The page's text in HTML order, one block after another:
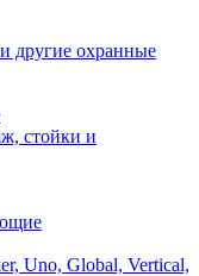
другие охранные
стойки и
Uno, Global, Vertical,